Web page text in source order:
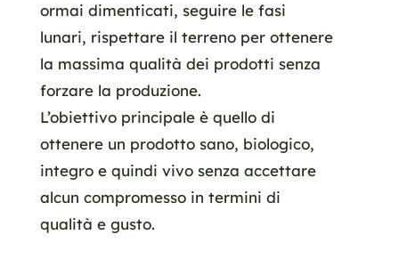
ormai dimenticati, seguire le fasi
lunari, rispettare il terreno per ottenere
la massima qualità dei prodotti senza
forzare la produzione.
L’obiettivo principale è quello di
ottenere un prodotto sano, biologico,
integro e quindi vivo senza accettare
alcun compromesso in termini di
qualità e gusto.